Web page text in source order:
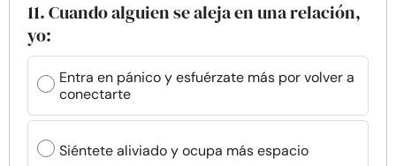
11. Cuando alguien se aleja en una relación,
yo:
Entra en pánico y esfuérzate más por volver a
conectarte
Siéntete aliviado y ocupa más espacio